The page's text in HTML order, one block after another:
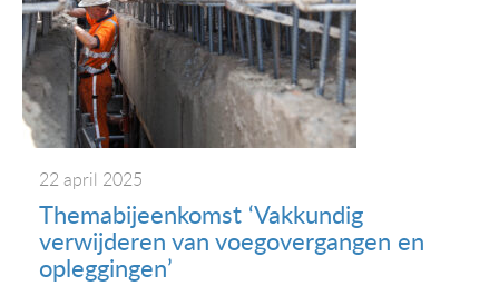
22 april 2025
Themabijeenkomst ‘Vakkundig
verwijderen van voegovergangen en
opleggingen’